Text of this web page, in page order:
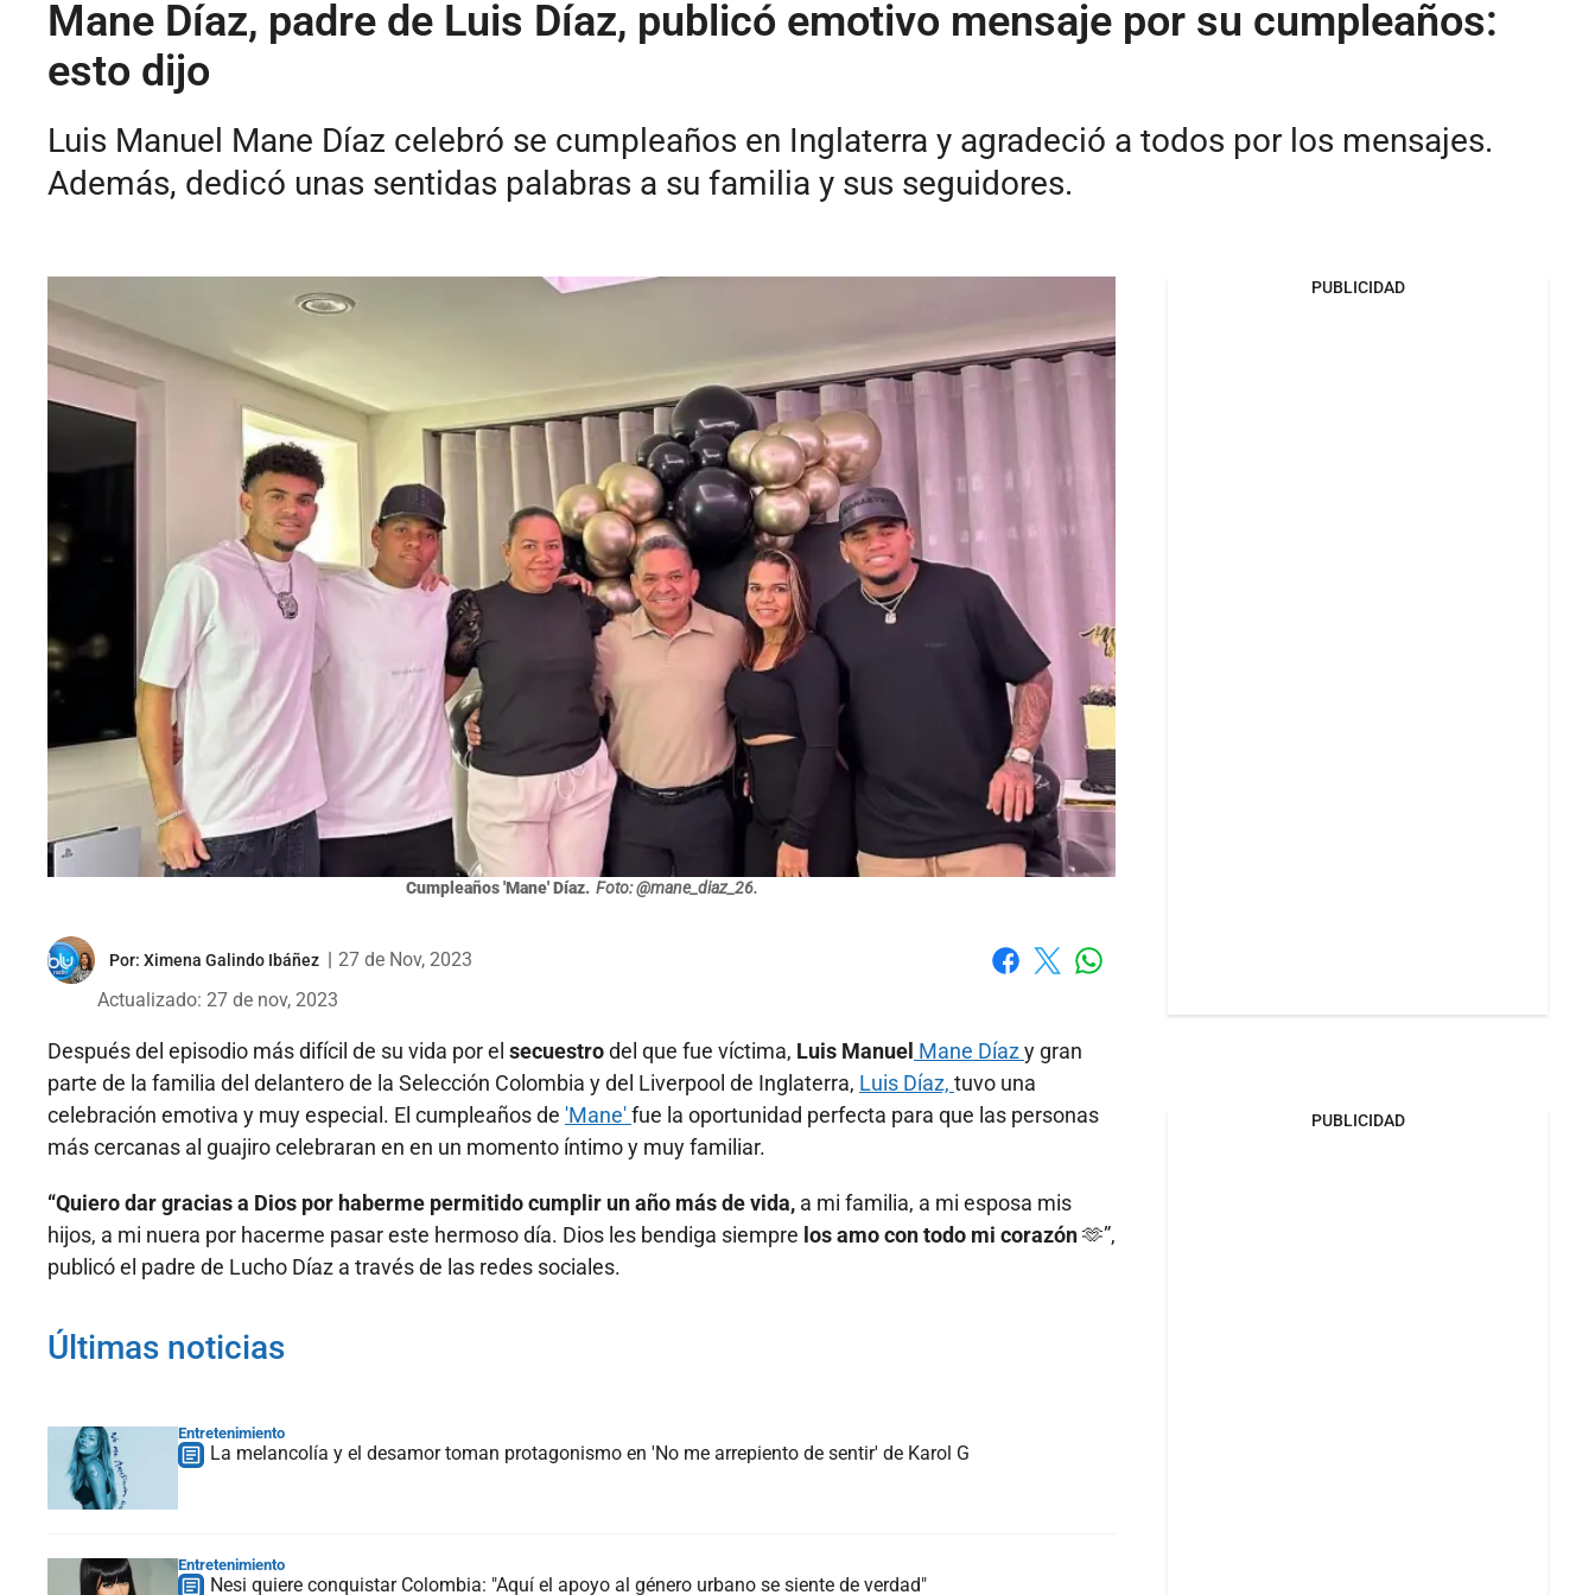
Mane Díaz, padre de Luis Díaz, publicó emotivo mensaje por su cumpleaños:
esto dijo
Luis Manuel Mane Díaz celebró se cumpleaños en Inglaterra y agradeció a todos por los mensajes.
Además, dedicó unas sentidas palabras a su familia y sus seguidores.
Cumpleaños 'Mane' Díaz. Foto: @mane_diaz_26.
Por: Ximena Galindo Ibáñez
27 de Nov, 2023
Actualizado: 27 de nov, 2023
Después del episodio más difícil de su vida por el secuestrodel que fue víctima, Luis Manuel Mane Díazy gran
parte de la familia del delantero de la Selección Colombia y del Liverpool de Inglaterra, Luis Díaz, tuvo una
celebración emotiva y muy especial. El cumpleaños de 'Mane'fue la oportunidad perfecta para que las personas
más cercanas al guajiro celebraran en en un momento íntimo y muy familiar.
“Quiero dar gracias a Dios por haberme permitido cumplir un año más de vida, a mi familia, a mi esposa mis
hijos, a mi nuera por hacerme pasar este hermoso día. Dios les bendiga siempre los amo con todo mi corazón🫶”,
publicó el padre de Lucho Díaz a través de las redes sociales.
Últimas noticias
Entretenimiento
La melancolía y el desamor toman protagonismo en 'No me arrepiento de sentir' de Karol G
Entretenimiento
Nesi quiere conquistar Colombia: "Aquí el apoyo al género urbano se siente de verdad"
PUBLICIDAD
PUBLICIDAD